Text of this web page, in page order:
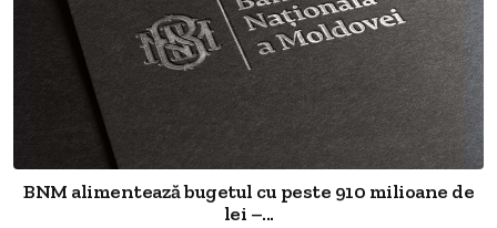
BNM alimentează bugetul cu peste 910 milioane de
lei –...